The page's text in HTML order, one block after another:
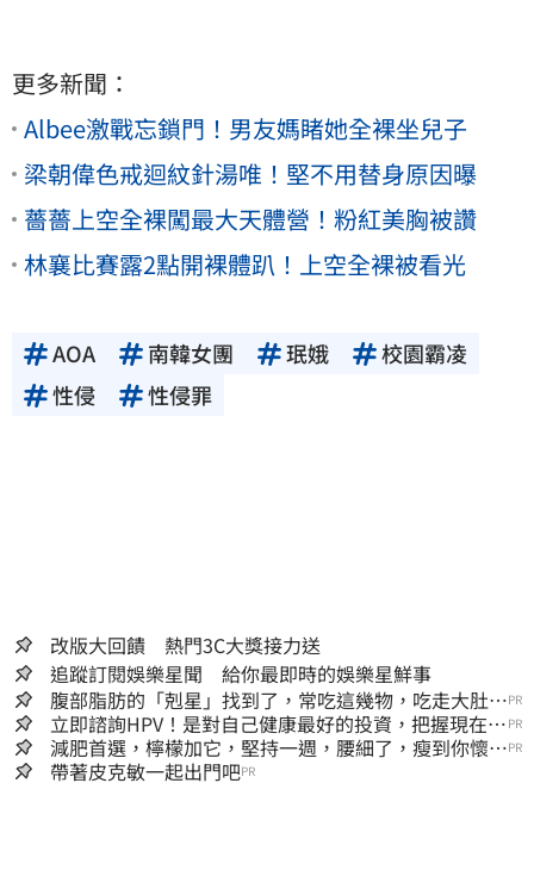
更多新聞：
Albee激戰忘鎖門！男友媽睹她全裸坐兒子
梁朝偉色戒迴紋針湯唯！堅不用替身原因曝
薔薔上空全裸闖最大天體營！粉紅美胸被讚
林襄比賽露2點開裸體趴！上空全裸被看光
AOA 南韓女團 珉娥
校園霸凌
性侵
性侵罪
改版大回饋 熱門3C大獎接力送
追蹤訂閱娛樂星聞 給你最即時的娛樂星鮮事
腹部脂肪的「剋星」找到了，常吃這幾物，吃走大肚
囊，瘦出小蠻腰
PR
立即諮詢HPV！是對自己健康最好的投資，把握現在不
嫌晚！
PR
減肥首選，檸檬加它，堅持一週，腰細了，瘦到你懷疑
人生
PR
帶著皮克敏一起出門吧PR